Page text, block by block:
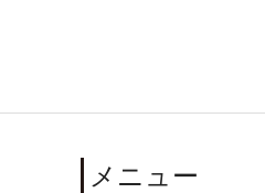
メニュー